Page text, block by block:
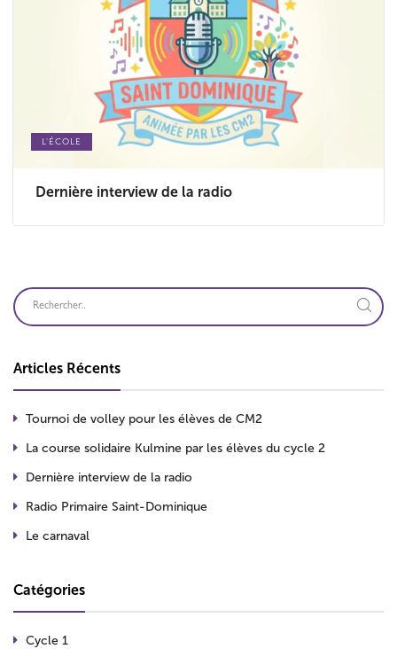
L'ÉCOLE
Dernière interview de la radio
Articles Récents
Tournoi de volley pour les élèves de CM2
La course solidaire Kulmine par les élèves du cycle 2
Dernière interview de la radio
Radio Primaire Saint-Dominique
Le carnaval
Catégories
Cycle 1